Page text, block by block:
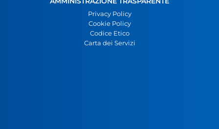
Privacy Policy
Cookie Policy
Codice Etico
Carta dei Servizi